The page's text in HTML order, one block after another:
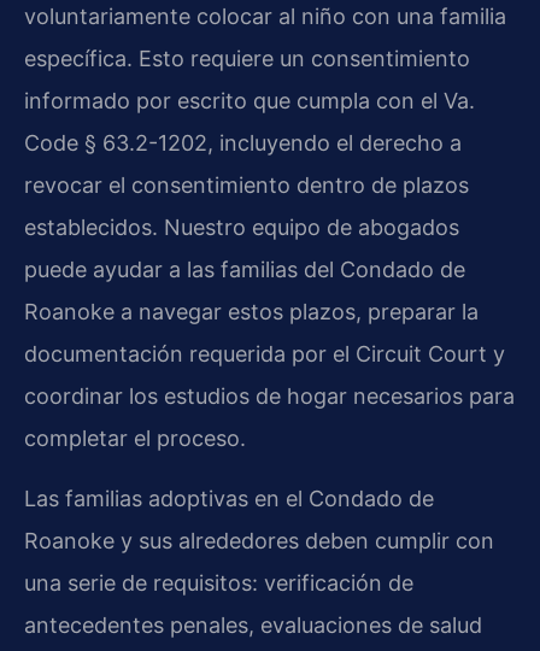
voluntariamente colocar al niño con una familia
específica. Esto requiere un consentimiento
informado por escrito que cumpla con el Va.
Code § 63.2-1202, incluyendo el derecho a
revocar el consentimiento dentro de plazos
establecidos. Nuestro equipo de abogados
puede ayudar a las familias del Condado de
Roanoke a navegar estos plazos, preparar la
documentación requerida por el Circuit Court y
coordinar los estudios de hogar necesarios para
completar el proceso.
Las familias adoptivas en el Condado de
Roanoke y sus alrededores deben cumplir con
una serie de requisitos: verificación de
antecedentes penales, evaluaciones de salud